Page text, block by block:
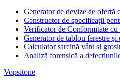
Generator de devize de ofertă
Constructor de specificații
Verificator de Conformitate
Generator de tablou ferestre și
Calculator sarcină vânt și
Analiză forensică a
Vopsitorie